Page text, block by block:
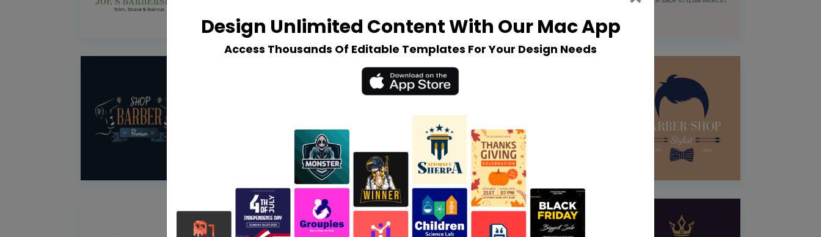
Design Unlimited Content With Our Mac App
Access Thousands Of Editable Templates For Your Design Needs